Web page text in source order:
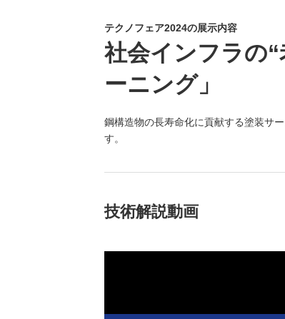
プレスリリース （新しいウィンドウを開きます
（新しいウ
よ
テクノフェア2024の展示内容
社会インフラの
ーニング」
鋼構造物の長寿命化に貢献する塗装サ
す。
技術解説動画